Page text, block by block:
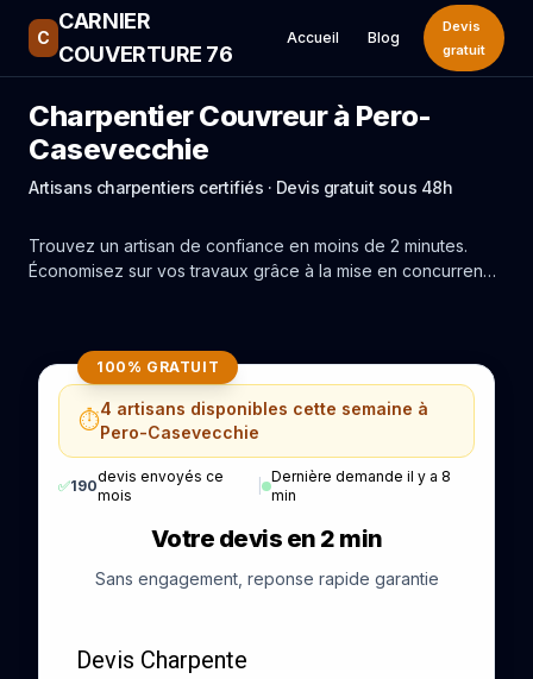
C
CARNIER
COUVERTURE 76
Accueil Blog
Devis
gratuit
Charpentier Couvreur à Pero-
Casevecchie
Artisans charpentiers certifiés · Devis gratuit sous 48h
Trouvez un artisan de confiance en moins de 2 minutes.
Économisez sur vos travaux grâce à la mise en concurrence
100% GRATUIT
⏱️4 artisans disponibles cette semaine à
Pero-Casevecchie
✅190
devis envoyés ce
mois
|
Dernière demande il y a 8
min
Votre devis en 2 min
Sans engagement, reponse rapide garantie
Devis Charpente